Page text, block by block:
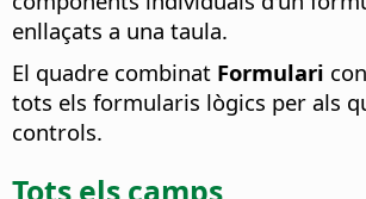
enllaçats a una taula.
El quadre combinat Formulari
tots els formularis lògics per als
controls.